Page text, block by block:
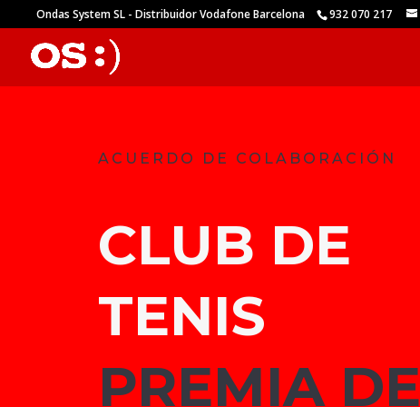
Ondas System SL - Distribuidor Vodafone Barcelona 932 070 217
ACUERDO DE COLABORACIÓN
CLUB DE
TENIS
PREMIA DE